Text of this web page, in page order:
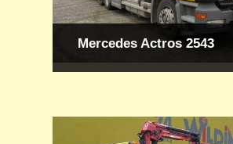
Mercedes Actros 2543